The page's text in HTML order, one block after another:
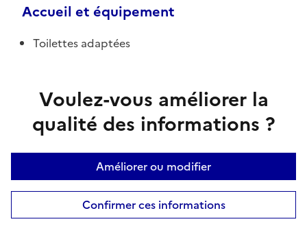
Accueil et équipement
Toilettes adaptées
Voulez-vous améliorer la
qualité des informations ?
Améliorer ou modifier
Confirmer ces informations